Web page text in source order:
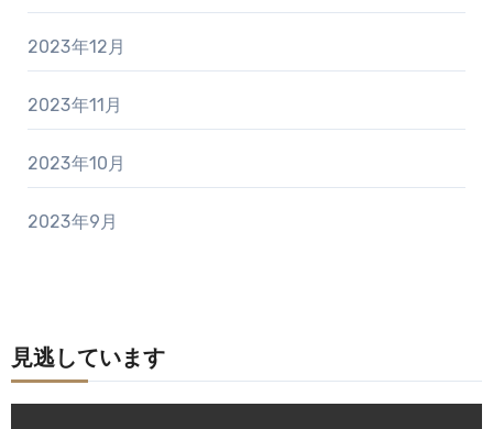
2023年12月
2023年11月
2023年10月
2023年9月
見逃しています